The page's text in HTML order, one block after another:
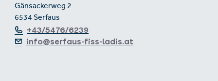
Gänsackerweg 2
6534 Serfaus
+43/5476/6239
info@serfaus-fiss-ladis.at